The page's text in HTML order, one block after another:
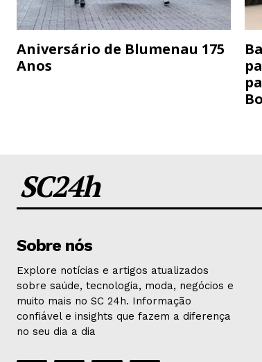
Aniversário de Blumenau 175
Anos
SC24h
Sobre nós
Explore notícias e artigos atualizados
sobre saúde, tecnologia, moda, negócios e
muito mais no SC 24h. Informação
confiável e insights que fazem a diferença
no seu dia a dia